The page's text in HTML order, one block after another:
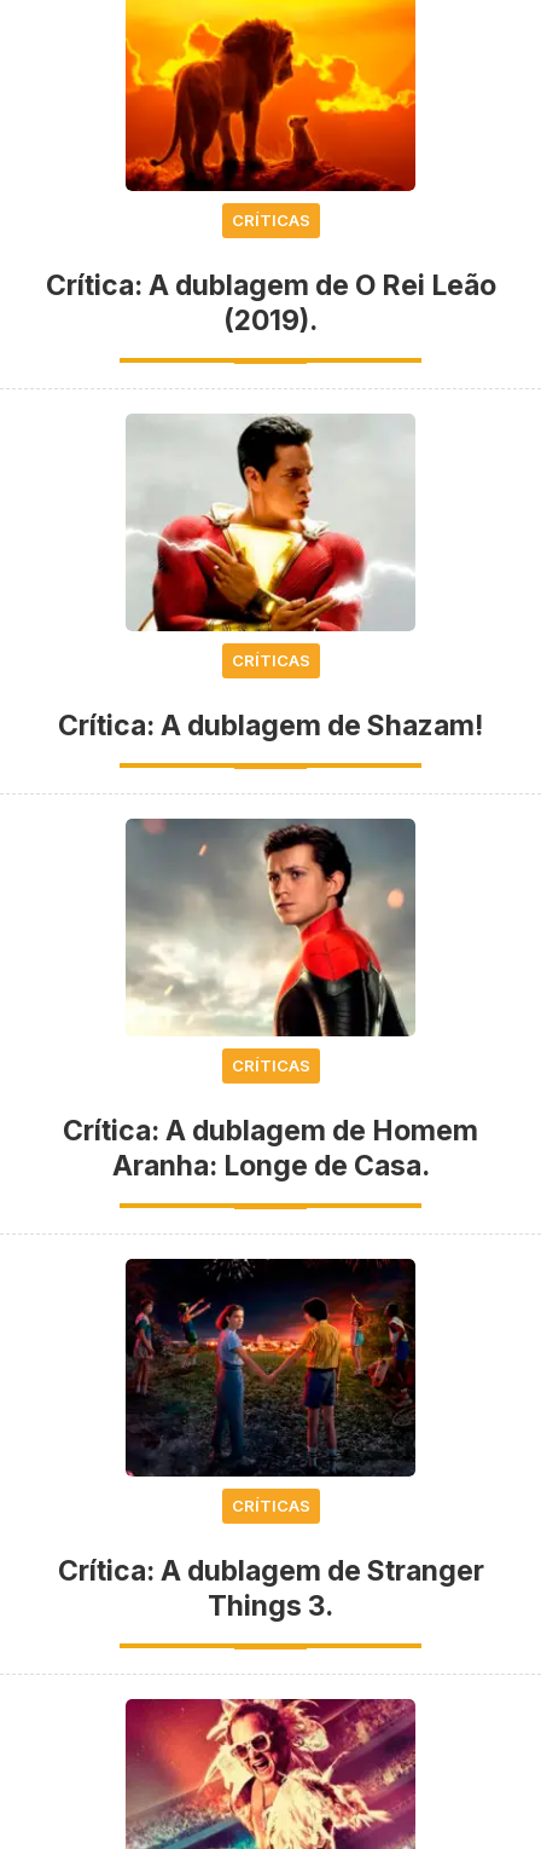
CRÍTICAS
Crítica: A dublagem de O Rei Leão
(2019).
CRÍTICAS
Crítica: A dublagem de Shazam!
CRÍTICAS
Crítica: A dublagem de Homem
Aranha: Longe de Casa.
CRÍTICAS
Crítica: A dublagem de Stranger
Things 3.